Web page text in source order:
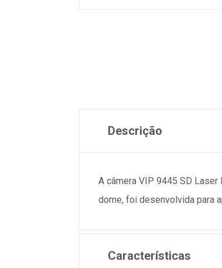
Descrição
A câmera VIP 9445 SD Laser
dome, foi desenvolvida para
Características